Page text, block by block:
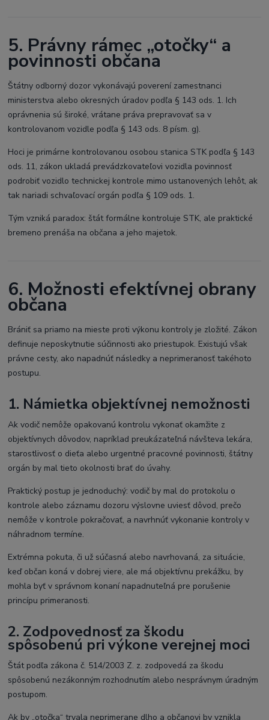
5. Právny rámec „otočky“ a
povinnosti občana
Štátny odborný dozor vykonávajú poverení zamestnanci
ministerstva alebo okresných úradov podľa § 143 ods. 1. Ich
oprávnenia sú široké, vrátane práva prepravovať sa v
kontrolovanom vozidle podľa § 143 ods. 8 písm. g).
Hoci je primárne kontrolovanou osobou stanica STK podľa § 143
ods. 11, zákon ukladá prevádzkovateľovi vozidla povinnosť
podrobiť vozidlo technickej kontrole mimo ustanovených lehôt, ak
tak nariadi schvaľovací orgán podľa § 109 ods. 1.
Tým vzniká paradox: štát formálne kontroluje STK, ale praktické
bremeno prenáša na občana a jeho majetok.
6. Možnosti efektívnej obrany
občana
Brániť sa priamo na mieste proti výkonu kontroly je zložité. Zákon
definuje neposkytnutie súčinnosti ako priestupok. Existujú však
právne cesty, ako napadnúť následky a neprimeranosť takéhoto
postupu.
1. Námietka objektívnej nemožnosti
Ak vodič nemôže opakovanú kontrolu vykonať okamžite z
objektívnych dôvodov, napríklad preukázateľná návšteva lekára,
starostlivosť o dieťa alebo urgentné pracovné povinnosti, štátny
orgán by mal tieto okolnosti brať do úvahy.
Praktický postup je jednoduchý: vodič by mal do protokolu o
kontrole alebo záznamu dozoru výslovne uviesť dôvod, prečo
nemôže v kontrole pokračovať, a navrhnúť vykonanie kontroly v
náhradnom termíne.
Extrémna pokuta, či už súčasná alebo navrhovaná, za situácie,
keď občan koná v dobrej viere, ale má objektívnu prekážku, by
mohla byť v správnom konaní napadnuteľná pre porušenie
princípu primeranosti.
2. Zodpovednosť za škodu
spôsobenú pri výkone verejnej moci
Štát podľa zákona č. 514/2003 Z. z. zodpovedá za škodu
spôsobenú nezákonným rozhodnutím alebo nesprávnym úradným
postupom.
Ak by „otočka“ trvala neprimerane dlho a občanovi by vznikla